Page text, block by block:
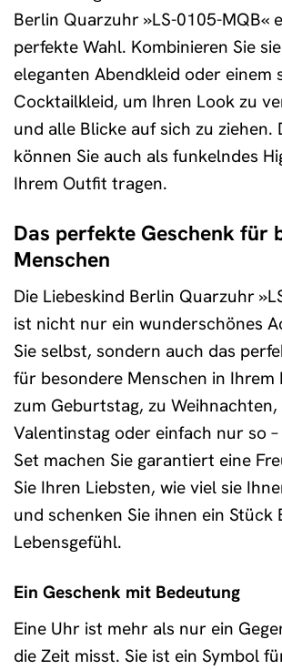
Berlin Quarzuhr »LS-0105-MQB«
perfekte Wahl. Kombinieren Sie
eleganten Abendkleid oder einem
Cocktailkleid, um Ihren Look zu
und alle Blicke auf sich zu ziehen.
können Sie auch als funkelndes
Ihrem Outfit tragen.
Das perfekte Geschenk für
Menschen
Die Liebeskind Berlin Quarzuhr
ist nicht nur ein wunderschönes
Sie selbst, sondern auch das
für besondere Menschen in Ihrem
zum Geburtstag, zu Weihnachten,
Valentinstag oder einfach nur so
Set machen Sie garantiert eine
Sie Ihren Liebsten, wie viel sie
und schenken Sie ihnen ein Stück
Lebensgefühl.
Ein Geschenk mit Bedeutung
Eine Uhr ist mehr als nur ein
die Zeit misst. Sie ist ein Symbol